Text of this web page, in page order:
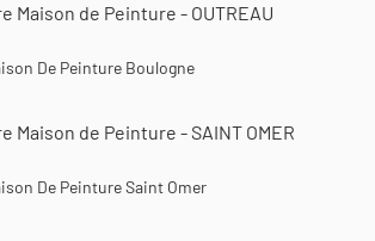
Maison de Peinture - OUTREAU
De Peinture Boulogne
Maison de Peinture - SAINT OMER
De Peinture Saint Omer